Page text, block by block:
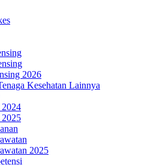
2026
Kesehatan Lainnya
2024
2025
2025